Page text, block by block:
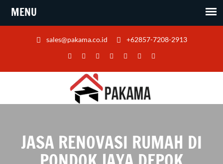
sales@pakama.co.id +62857-7208-2913
JASA RENOVASI RUMAH DI